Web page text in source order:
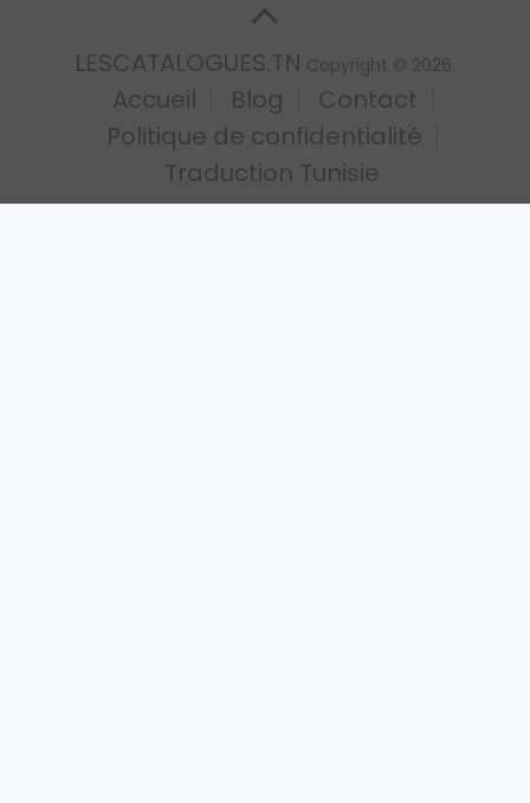
LESCATALOGUES.TN Copyright © 2026.
Accueil Blog
Contact
Politique de confidentialité
Traduction Tunisie